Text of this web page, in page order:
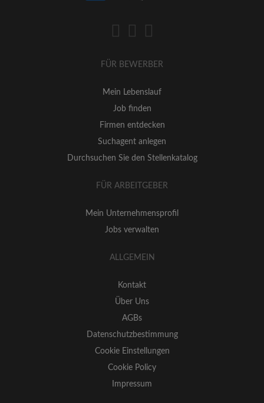
FÜR BEWERBER
Mein Lebenslauf
Job finden
Firmen entdecken
Suchagent anlegen
Durchsuchen Sie den Stellenkatalog
FÜR ARBEITGEBER
Mein Unternehmensprofil
Jobs verwalten
ALLGEMEIN
Kontakt
Über Uns
AGBs
Datenschutzbestimmung
Cookie Einstellungen
Cookie Policy
Impressum